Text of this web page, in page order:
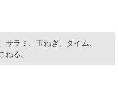
サラミ、玉ねぎ、タイム、
ねる。